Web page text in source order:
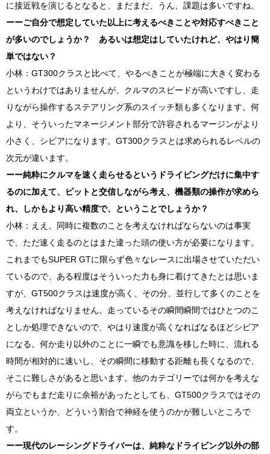
に接近戦を演じるとなると、まだまだ、うん、課題は多いですね。
ーーご自分で想定していた以上に考えるべきことや対応すべきこと
が多いのでしょうか？ あるいは想定はしていたけれど、やはり簡
単ではない？
小林： GT300クラスと比べて、やるべきことが極端に大きく変わる
というわけではありませんが、クルマのスピードが高いですし、走
りながら操作するステアリング系のスイッチ類も多くなります。何
より、そういったマネージメント部分で許容されるマージンがより
小さく、シビアになります。 GT300クラスとは求められるレベルの
次元が違います。
ーー純粋にクルマを速く走らせるというドライビングだけに集中す
るのに加えて、ピットと交信しながら考え、機器類の操作が求めら
れ、しかもより高い精度で、ということでしょうか？
小林：ええ。同時に複数のことを考えなければならないのは事実
で、ただ速く走るのとはまた違った頭の使い方が必要になります。
これまでもSUPER GTに限らず色々なレースに出場させていただい
ているので、ある程度はそういった力も身に着けてきたとは思いま
すが、 GT500クラスは速度が高く、その分、並行して多くのことを
考えなければなりません。走っているその瞬間瞬間ではひとつのこ
としか処理できないので、やはり速度が高くなればなるほどシビア
になる。何か走り以外のことに一瞬でも意識を移した時に、流れる
時間が相対的に速いし、その瞬間に移動する距離も長くなるので、
そこに難しさがあると思います。他のカテゴリーでは何かを考えな
がらでもまだ走りに余裕があったとしても、 GT500クラスではその
両立というか、どういう割合で神経を使うのかが難しいところで
す。
ーー現代のレーシングドライバーは、純粋なドライビング以外の部